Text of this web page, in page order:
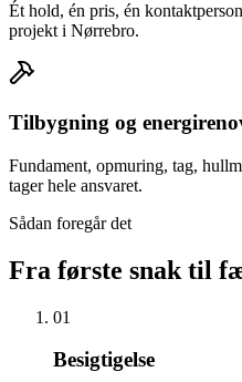
Ét hold, én pris, én
projekt i Nørrebro.
Tilbygning og
Fundament, opmuring, tag,
tager hele ansvaret.
Sådan foregår det
Fra første snak til
01
Besigtigelse